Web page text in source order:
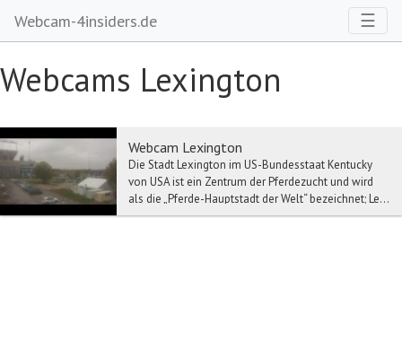
Webcam-4insiders.de ☰
Webcams Lexington
Webcam Lexington
Die Stadt Lexington im US-Bundesstaat Kentucky
von USA ist ein Zentrum der Pferdezucht und wird
als die „Pferde-Hauptstadt der Welt“ bezeichnet; Le...